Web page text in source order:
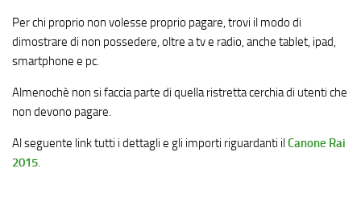
Per chi proprio non volesse proprio pagare, trovi il modo di
dimostrare di non possedere, oltre a tv e radio, anche tablet, ipad,
smartphone e pc.
Almenochè non si faccia parte di quella ristretta cerchia di utenti che
non devono pagare.
Al seguente link tutti i dettagli e gli importi riguardanti ilCanone Rai
2015.